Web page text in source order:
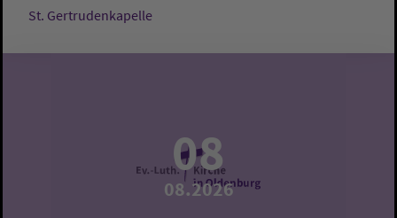
St. Gertrudenkapelle
08
08.2026